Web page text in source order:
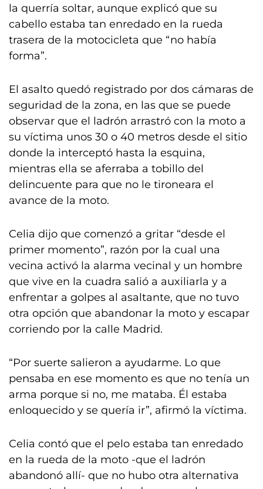
la querría soltar, aunque explicó que su
cabello estaba tan enredado en la rueda
trasera de la motocicleta que “no había
forma”.
El asalto quedó registrado por dos cámaras de
seguridad de la zona, en las que se puede
observar que el ladrón arrastró con la moto a
su víctima unos 30 o 40 metros desde el sitio
donde la interceptó hasta la esquina,
mientras ella se aferraba a tobillo del
delincuente para que no le tironeara el
avance de la moto.
Celia dijo que comenzó a gritar “desde el
primer momento”, razón por la cual una
vecina activó la alarma vecinal y un hombre
que vive en la cuadra salió a auxiliarla y a
enfrentar a golpes al asaltante, que no tuvo
otra opción que abandonar la moto y escapar
corriendo por la calle Madrid.
“Por suerte salieron a ayudarme. Lo que
pensaba en ese momento es que no tenía un
arma porque si no, me mataba. Él estaba
enloquecido y se quería ir”, afirmó la víctima.
Celia contó que el pelo estaba tan enredado
en la rueda de la moto -que el ladrón
abandonó allí- que no hubo otra alternativa